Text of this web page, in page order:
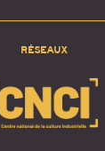
RÉSEAUX